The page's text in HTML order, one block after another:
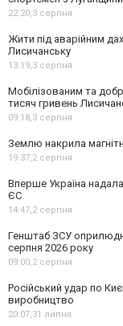
22:20,3 серпня
Жити під аварійним
Лисичанську
13:19,3 серпня
Мобілізованим та
тисяч гривень
09:18,3 серпня
Землю накрила
19:37,2 серпня
Вперше Україна
ЄС
14:47,2 серпня
Генштаб ЗСУ
серпня 2026 року
09:00,2 серпня
Російський удар по
виробництво
20:07,31 липня